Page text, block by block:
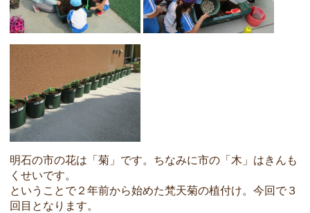
明石の市の花は「菊」です。ちなみに市の「木」はきんも
くせいです。
ということで２年前から始めた梵天菊の植付け。今回で３
回目となります。